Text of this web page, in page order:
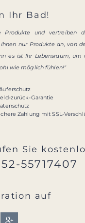
Ihr Bad!
Produkte und vertreiben
nur Produkte an, von
es ist Ihr Lebensraum,
wie möglich fühlen!"
zurück-Garantie
Zahlung mit SSL-
Sie
55717407
auf